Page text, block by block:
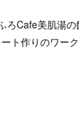
ろCafe美肌湯
ト作りのワー